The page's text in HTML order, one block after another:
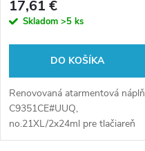
HP (multipack)
17,61 €
Skladom >5 ks
DO KOŠÍKA
Renovovaná atarmentová náplň
C9351CE#UUQ,
no.21XL/2x24ml pre tlačiareň
HP.